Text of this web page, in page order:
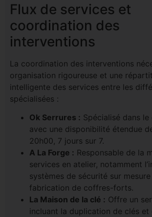
Flux de services et
coordination des
interventions
La coordination des interventions
organisation rigoureuse et une
intelligente des services entre les
spécialisées :
Ok Serrures : Spécialisé dans le
avec une disponibilité étendue
20h00, 7 jours sur 7.
A La Forge : Responsable de la
services en atelier, notamment
systèmes de sécurité sur
fabrication de coffres-forts.
La Maison de la clé : Offre un
incluant la duplication de clés et